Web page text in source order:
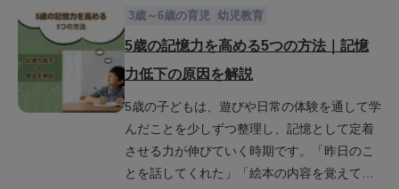
た知能の基礎が飛躍的に伸びるチャンスでも
あります。この記事では、5歳児の発達の目安
を詳しく解説し、日常で実践できる遊びや関
わり方を通じて、知能を効果的に育てるヒン
トを紹介します。ぜひこの記事を読んで、よ
り前向きな子育てに役立ててください。
3歳～6歳の育児 幼児教育
5歳の記憶力を高める5つの方法｜記憶
力低下の原因を解説
5歳の子どもは、遊びや日常の体験を通して学
んだことを少しずつ整理し、記憶として定着
させる力が伸びていく時期です。「昨日のこ
とを話してくれた」「絵本の内容を覚えてい